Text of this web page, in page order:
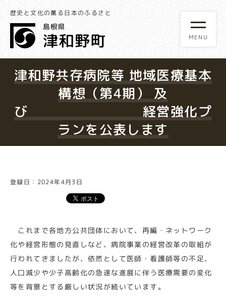
歴史と文化の薫る日本のふるさと
津和野共存病院等 地域医療基本
構想（第4期） 及
び 経営強化プ
ランを公表します
登録日：2024年4月3日
これまで各地方公共団体において、再編・ネットワーク
化や経営形態の見直しなど、病院事業の経営改革の取組が
行われてきましたが、依然として医師・看護師等の不足、
人口減少や少子高齢化の急速な進展に伴う医療需要の変化
等を背景とする厳しい状況が続いています。